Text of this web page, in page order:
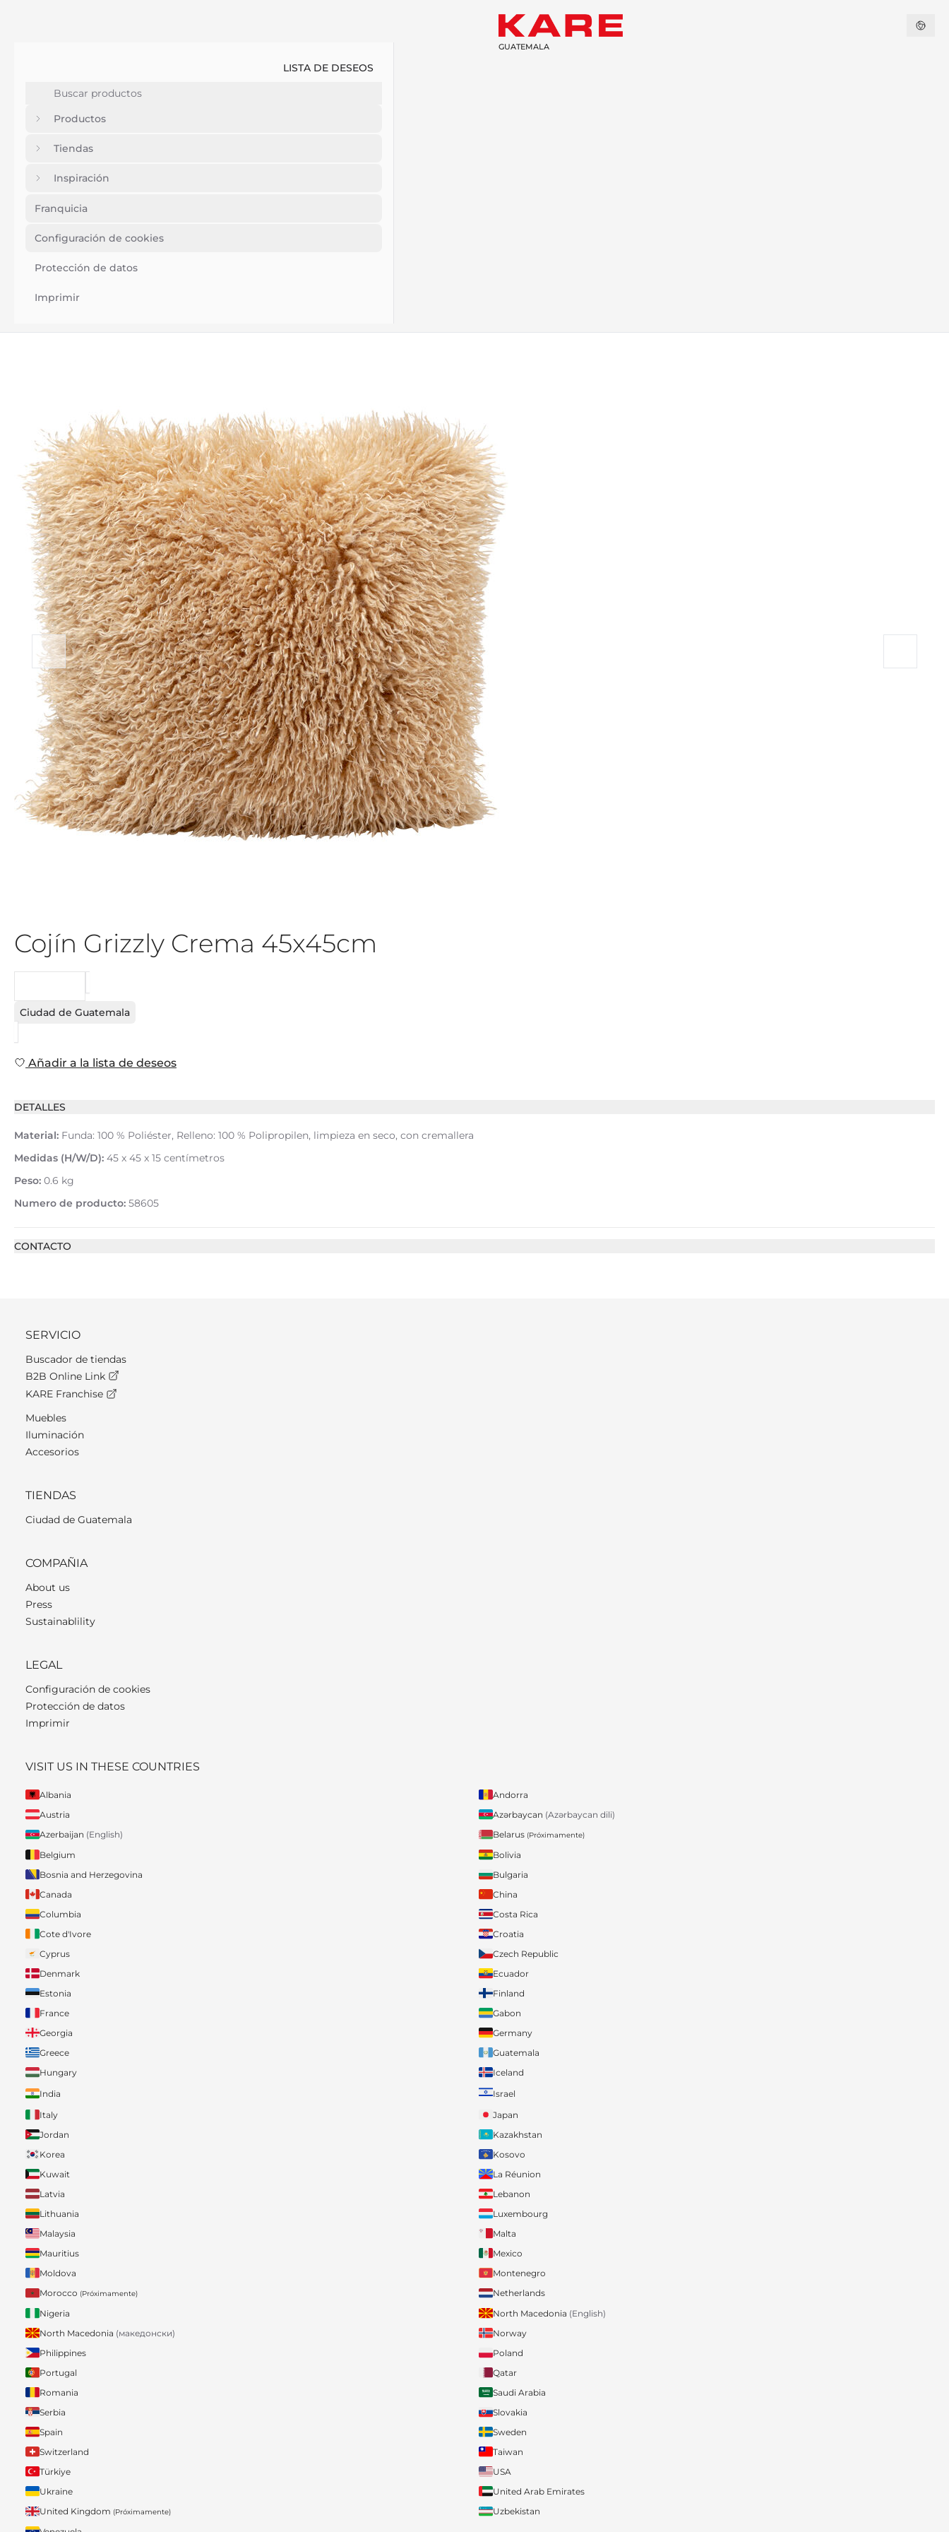
LISTA DE DESEOS
Productos
Tiendas
Inspiración
Franquicia
Configuración de cookies
Protección de datos
Imprimir
GUATEMALA
Cojín Grizzly Crema 45x45cm
Ciudad de Guatemala
Añadir a la lista de deseos
DETALLES
Material: Funda: 100 % Poliéster, Relleno: 100 % Polipropilen, limpieza en seco, con cremallera
Medidas (H/W/D): 45 x 45 x 15 centímetros
Peso: 0.6 kg
Numero de producto: 58605
CONTACTO
SERVICIO
Buscador de tiendas
B2B Online Link
KARE Franchise
Muebles
Iluminación
Accesorios
TIENDAS
Ciudad de Guatemala
COMPAÑIA
About us
Press
Sustainablility
LEGAL
Configuración de cookies
Protección de datos
Imprimir
VISIT US IN THESE COUNTRIES
Albania
Andorra
Austria
Azərbaycan (Azərbaycan dili)
Azerbaijan (English) Belarus (Próximamente)
Belgium
Bolivia
Bosnia and Herzegovina
Bulgaria
Canada
China
Columbia
Costa Rica
Cote d'Ivore
Croatia
Cyprus
Czech Republic
Denmark
Ecuador
Estonia
Finland
France
Gabon
Georgia
Germany
Greece
Guatemala
Hungary
Iceland
India
Israel
Italy
Japan
Jordan
Kazakhstan
Korea
Kosovo
Kuwait
La Réunion
Latvia
Lebanon
Lithuania
Luxembourg
Malaysia
Malta
Mauritius
Mexico
Moldova
Montenegro
Morocco (Próximamente)
Netherlands
Nigeria
North Macedonia (English)
North Macedonia (македонски)
Norway
Philippines
Poland
Portugal
Qatar
Romania
Saudi Arabia
Serbia
Slovakia
Spain
Sweden
Switzerland
Taiwan
Türkiye
USA
Ukraine
United Arab Emirates
United Kingdom (Próximamente)
Uzbekistan